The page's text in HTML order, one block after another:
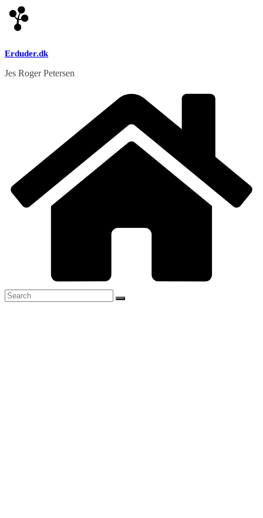
Skip
to
content
Erduder.dk
Jes Roger Petersen